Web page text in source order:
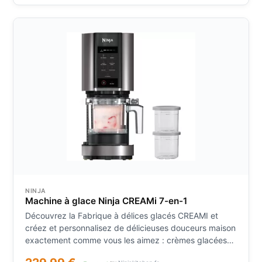
NINJA
Machine à glace Ninja CREAMi 7-en-1
Découvrez la Fabrique à délices glacés CREAMI et
créez et personnalisez de délicieuses douceurs maison
exactement comme vous les aimez : crèmes glacées